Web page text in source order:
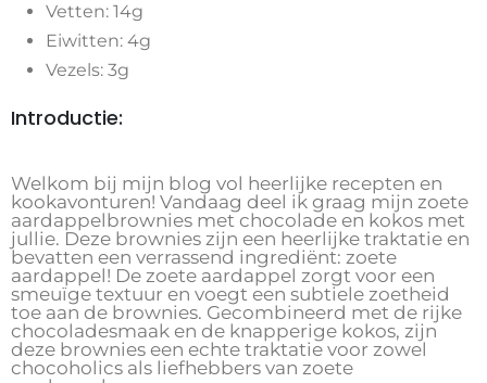
Vetten: 14g
Eiwitten: 4g
Vezels: 3g
Introductie:
Welkom bij mijn blog vol heerlijke recepten en
kookavonturen! Vandaag deel ik graag mijn zoete
aardappelbrownies met chocolade en kokos met
jullie. Deze brownies zijn een heerlijke traktatie en
bevatten een verrassend ingrediënt: zoete
aardappel! De zoete aardappel zorgt voor een
smeuïge textuur en voegt een subtiele zoetheid
toe aan de brownies. Gecombineerd met de rijke
chocoladesmaak en de knapperige kokos, zijn
deze brownies een echte traktatie voor zowel
chocoholics als liefhebbers van zoete